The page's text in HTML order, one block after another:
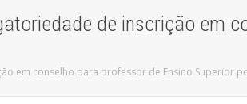
de inscrição em
em conselho para professor de Ensino Superior